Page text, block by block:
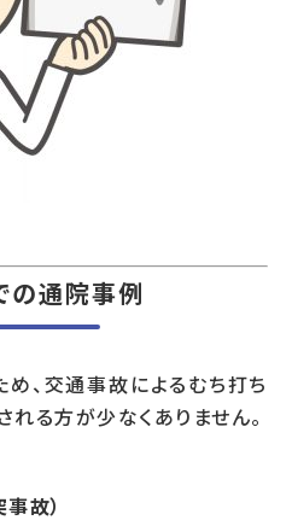
の通院事例
、交通事故によるむち打ち
る方が少なくありません。
故）